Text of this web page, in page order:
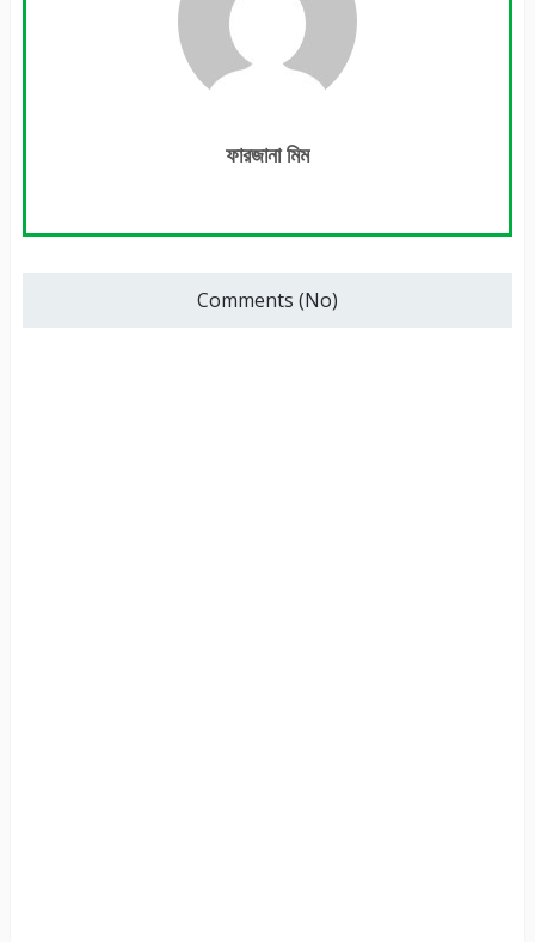
ফারজানা মিম
Comments (No)